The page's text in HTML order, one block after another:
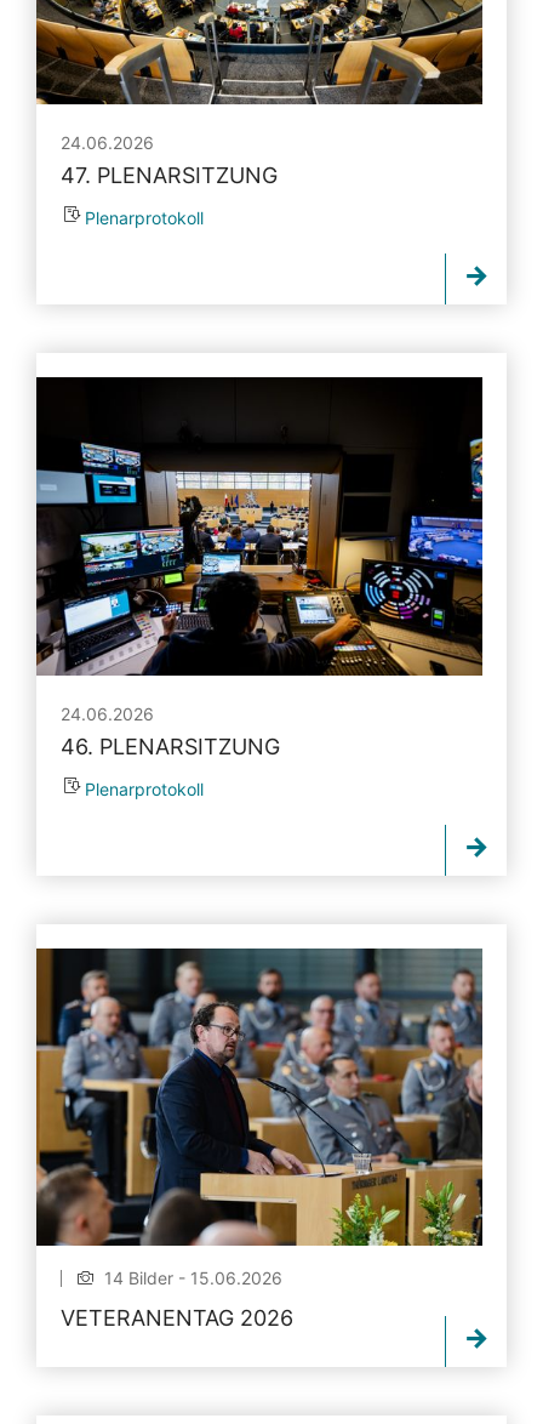
24.06.2026
47. PLENARSITZUNG
Plenarprotokoll
24.06.2026
46. PLENARSITZUNG
Plenarprotokoll
14 Bilder - 15.06.2026
VETERANENTAG 2026